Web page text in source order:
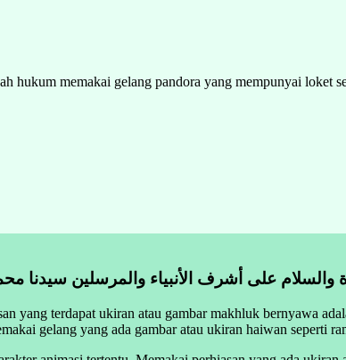
hukum memakai gelang pandora yang mempunyai
والسلام على أشرف الأنبياء والمرسلين سيدنا
yang terdapat ukiran atau gambar makhluk bernyawa
gelang yang ada gambar atau ukiran haiwan seperti